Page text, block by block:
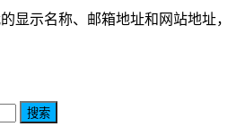
显示名称、邮箱地址和网站地址，
搜索